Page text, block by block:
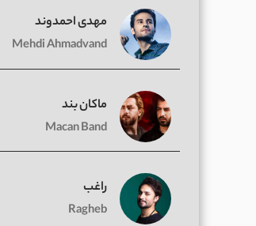
مهدی احمدوند
Mehdi Ahmadvand
ماکان بند
Macan Band
راغب
Ragheb